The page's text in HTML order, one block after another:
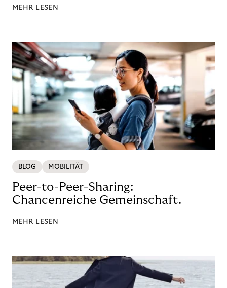
MEHR LESEN
BLOG MOBILITÄT
Peer-to-Peer-Sharing:
Chancenreiche Gemeinschaft.
MEHR LESEN